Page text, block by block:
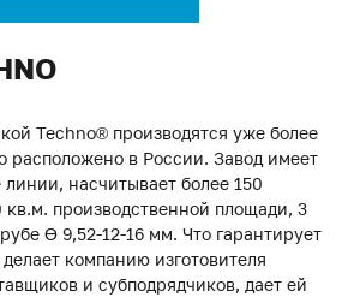
Techno® производятся уже более
расположено в России. Завод имеет
насчитывает более 150
кв.м. производственной площади, 3
ϴ 9,52-12-16 мм. Что гарантирует
компанию изготовителя
и субподрядчиков, дает ей